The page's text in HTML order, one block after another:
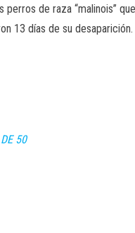
de raza “malinois”
13 días de su desaparición.
50